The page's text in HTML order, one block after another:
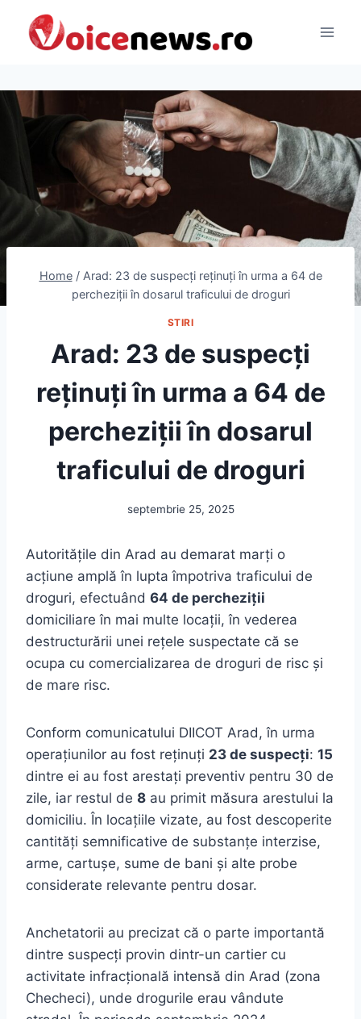
content
Home / Arad: 23 de suspecți reținuți în urma a 64 de
percheziții în dosarul traficului de droguri
STIRI
Arad: 23 de suspecți
reținuți în urma a 64 de
percheziții în dosarul
traficului de droguri
septembrie 25, 2025
Autoritățile din Arad au demarat marți o
acțiune amplă în lupta împotriva traficului de
droguri, efectuând 64 de percheziții
domiciliare în mai multe locații, în vederea
destructurării unei rețele suspectate că se
ocupa cu comercializarea de droguri de risc și
de mare risc.
Conform comunicatului DIICOT Arad, în urma
operațiunilor au fost reținuți 23 de suspecți: 15
dintre ei au fost arestați preventiv pentru 30 de
zile, iar restul de 8 au primit măsura arestului la
domiciliu. În locațiile vizate, au fost descoperite
cantități semnificative de substanțe interzise,
arme, cartușe, sume de bani și alte probe
considerate relevante pentru dosar.
Anchetatorii au precizat că o parte importantă
dintre suspecți provin dintr-un cartier cu
activitate infracțională intensă din Arad (zona
Checheci), unde drogurile erau vândute